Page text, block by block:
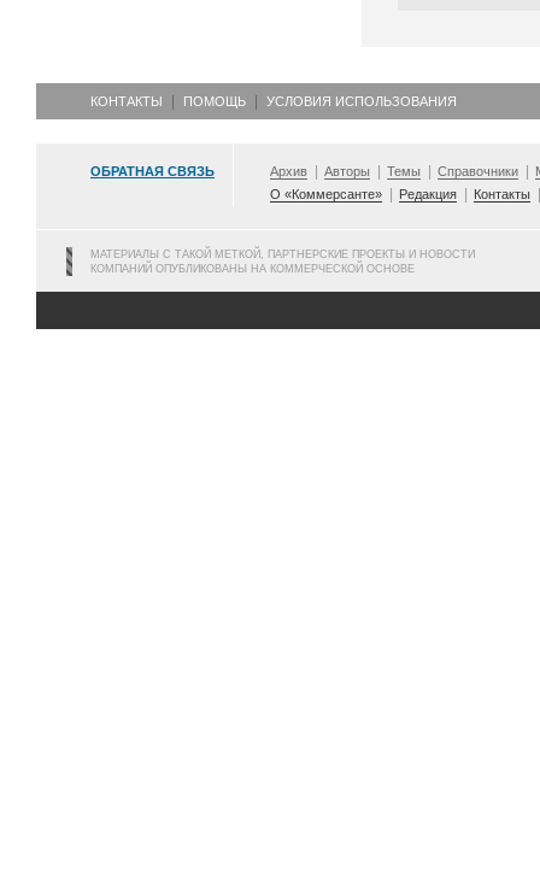
КОНТАКТЫ ПОМОЩЬ УСЛОВИЯ ИСПОЛЬЗОВАНИЯ
ОБРАТНАЯ СВЯЗЬ Архив Авторы Темы Справочники
О «Коммерсанте»
Редакция Контакты
МАТЕРИАЛЫ С ТАКОЙ МЕТКОЙ, ПАРТНЕРСКИЕ ПРОЕКТЫ И НОВОСТИ
КОМПАНИЙ ОПУБЛИКОВАНЫ НА КОММЕРЧЕСКОЙ ОСНОВЕ